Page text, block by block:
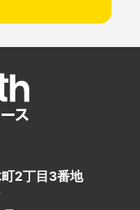
2丁目3番地